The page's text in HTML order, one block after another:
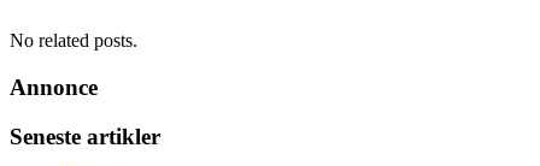
No related posts.
Annonce
Seneste artikler